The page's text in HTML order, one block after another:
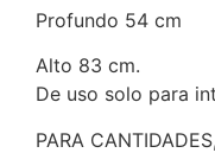
Profundo 54 cm
Alto 83 cm.
De uso solo para
PARA